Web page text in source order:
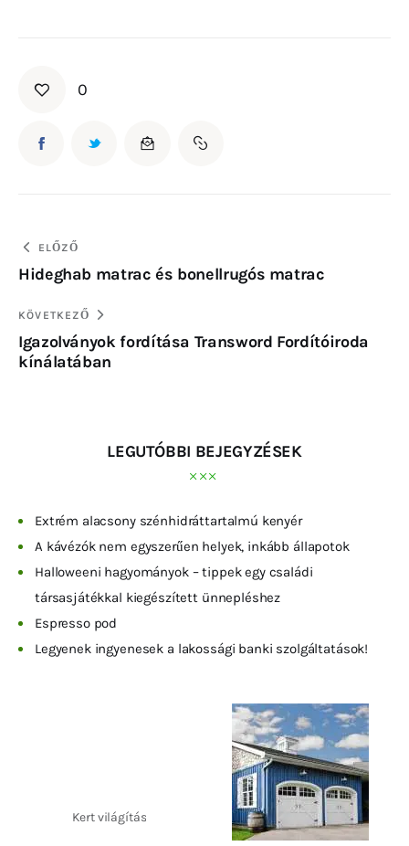
0
ELŐZŐ
Hideghab matrac és bonellrugós matrac
KÖVETKEZŐ
Igazolványok fordítása Transword Fordítóiroda
kínálatában
LEGUTÓBBI BEJEGYZÉSEK
Extrém alacsony szénhidráttartalmú kenyér
A kávézók nem egyszerűen helyek, inkább állapotok
Halloweeni hagyományok – tippek egy családi
társasjátékkal kiegészített ünnepléshez
Espresso pod
Legyenek ingyenesek a lakossági banki szolgáltatások!
Kert világítás